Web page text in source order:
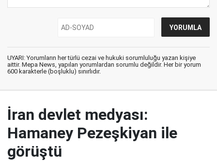
UYARI: Yorumların her türlü cezai ve hukuki sorumluluğu yazan kişiye
aittir. Mepa News, yapılan yorumlardan sorumlu değildir. Her bir yorum
600 karakterle (boşluklu) sınırlıdır.
İran devlet medyası:
Hamaney Pezeşkiyan ile
görüştü